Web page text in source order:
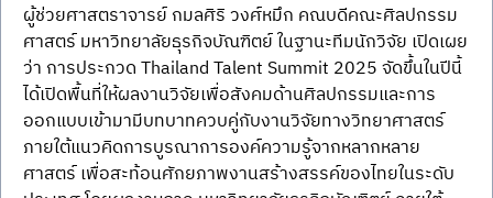
ผู้ช่วยศาสตราจารย์ กมลศิริ วงศ์หมึก คณบดีคณะศิลปกรรม
ศาสตร์ มหาวิทยาลัยธุรกิจบัณฑิตย์ ในฐานะทีมนักวิจัย เปิดเผย
ว่า การประกวด Thailand Talent Summit 2025 จัดขึ้นในปีนี้
ได้เปิดพื้นที่ให้ผลงานวิจัยเพื่อสังคมด้านศิลปกรรมและการ
ออกแบบเข้ามามีบทบาทควบคู่กับงานวิจัยทางวิทยาศาสตร์
ภายใต้แนวคิดการบูรณาการองค์ความรู้จากหลากหลาย
ศาสตร์ เพื่อสะท้อนศักยภาพงานสร้างสรรค์ของไทยในระดับ